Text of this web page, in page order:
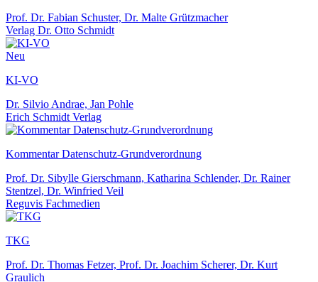
Prof. Dr. Fabian Schuster, Dr. Malte Grützmacher
Verlag Dr. Otto Schmidt
Neu
KI-VO
Dr. Silvio Andrae, Jan Pohle
Erich Schmidt Verlag
Kommentar Datenschutz-Grundverordnung
Prof. Dr. Sibylle Gierschmann, Katharina Schlender, Dr. Rainer
Stentzel, Dr. Winfried Veil
Reguvis Fachmedien
TKG
Prof. Dr. Thomas Fetzer, Prof. Dr. Joachim Scherer, Dr. Kurt
Graulich